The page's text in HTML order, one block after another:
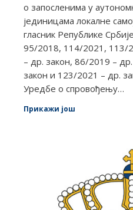
о запосленима у
јединицама локалне
гласник Републике
95/2018, 114/2021, 113/
– др. закон, 86/2019 –
закон и 123/2021 – др.
Уредбе о спровођењу…
Прикажи још